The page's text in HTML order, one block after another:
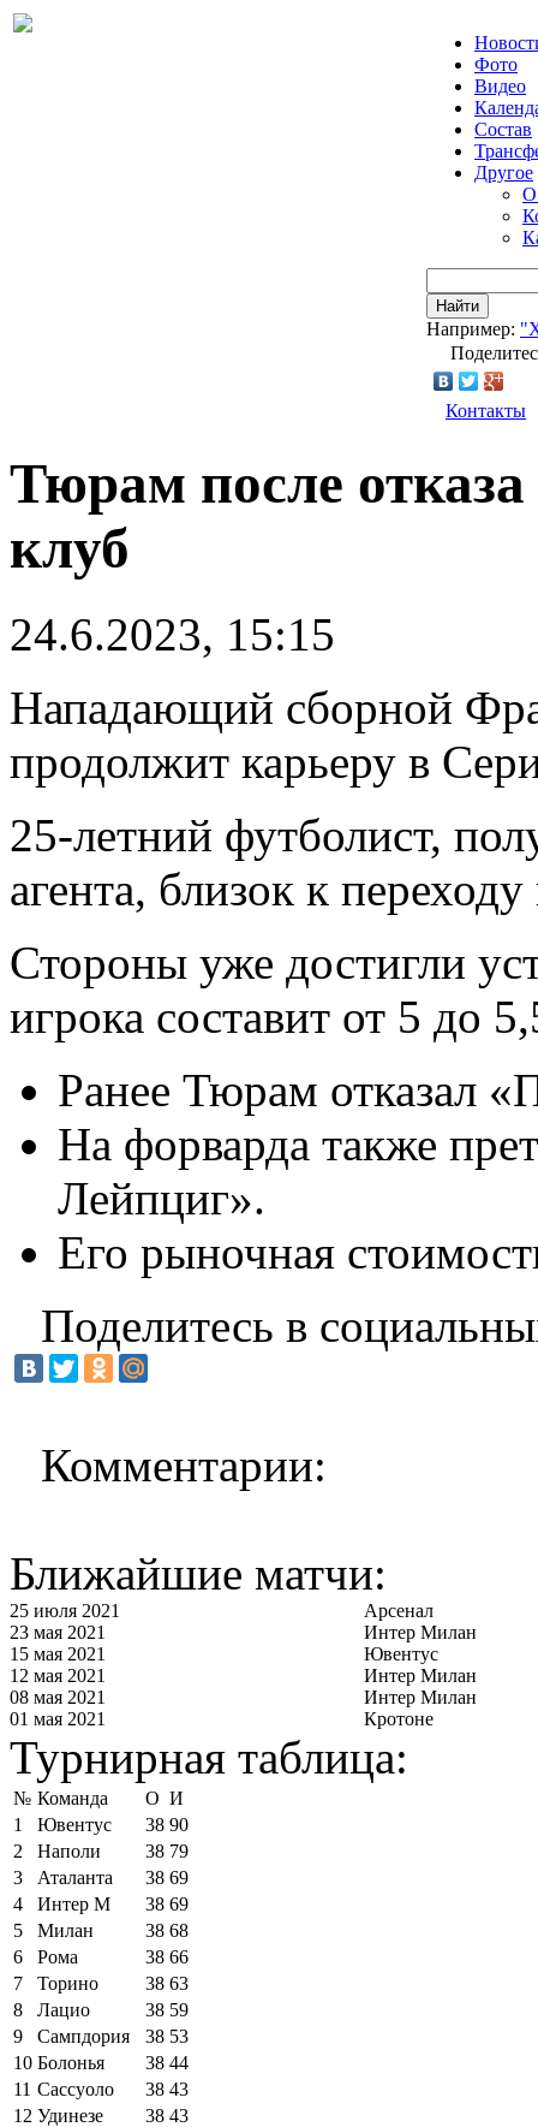
Фото
Видео
Состав
Другое
О
Найти
Например:
Контакты
Тюрам после
клуб
24.6.2023, 15:15
Нападающий сборной
продолжит карьеру в
25-летний футболист,
агента, близок к
Стороны уже достигли
игрока составит от 5 до
Ранее Тюрам отказал
На форварда также
Лейпциг».
Его рыночная
Поделитесь в
Комментарии:
Ближайшие матчи:
25 июля 2021
Арсенал
23 мая 2021
Интер Милан
15 мая 2021
Ювентус
12 мая 2021
Интер Милан
08 мая 2021
Интер Милан
01 мая 2021
Кротоне
Турнирная таблица:
№ Команда О И
1
Ювентус 38 90
2
Наполи 38 79
3
Аталанта 38 69
4
Интер М 38 69
5
Милан 38 68
6
Рома 38 66
7
Торино 38 63
8
Лацио 38 59
9
Сампдория 38 53
10 Болонья 38 44
11 Сассуоло 38 43
12 Удинезе 38 43